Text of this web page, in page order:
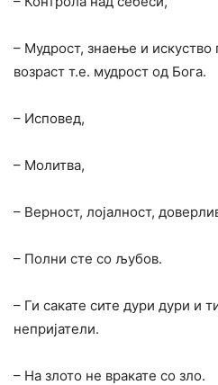
– Мудрост, знаење и искуство
возраст т.е. мудрост од Бога.
– Исповед,
– Молитва,
– Верност, лојалност,
– Полни сте со љубов.
– Ги сакате сите дури дури и
непријатели.
– На злото не вракате со зло.